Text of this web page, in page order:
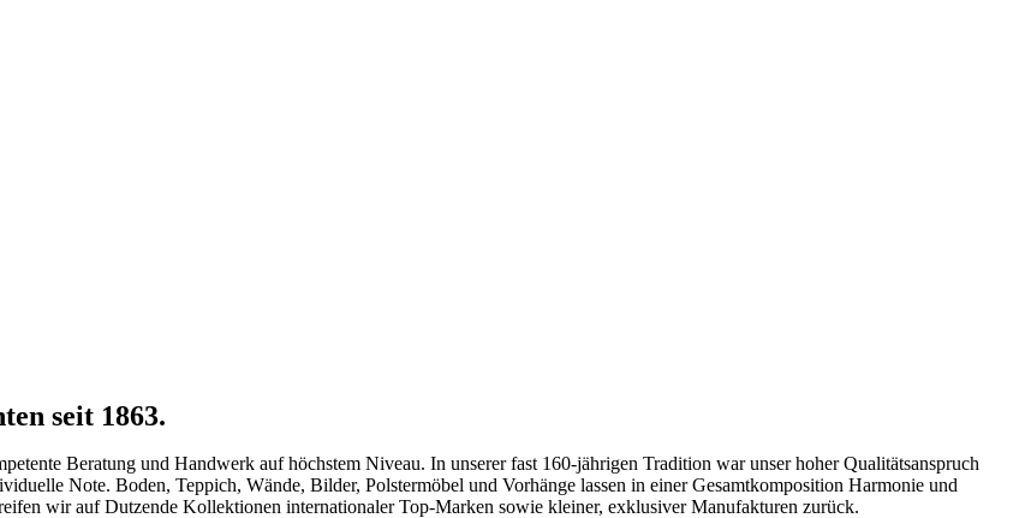
seit 1863.
Beratung und Handwerk auf höchstem Niveau. In unserer fast 160-jährigen Tradition war unser hoher Qualitätsanspruch
Note. Boden, Teppich, Wände, Bilder, Polstermöbel und Vorhänge lassen in einer Gesamtkomposition Harmonie und
wir auf Dutzende Kollektionen internationaler Top-Marken sowie kleiner, exklusiver Manufakturen zurück.